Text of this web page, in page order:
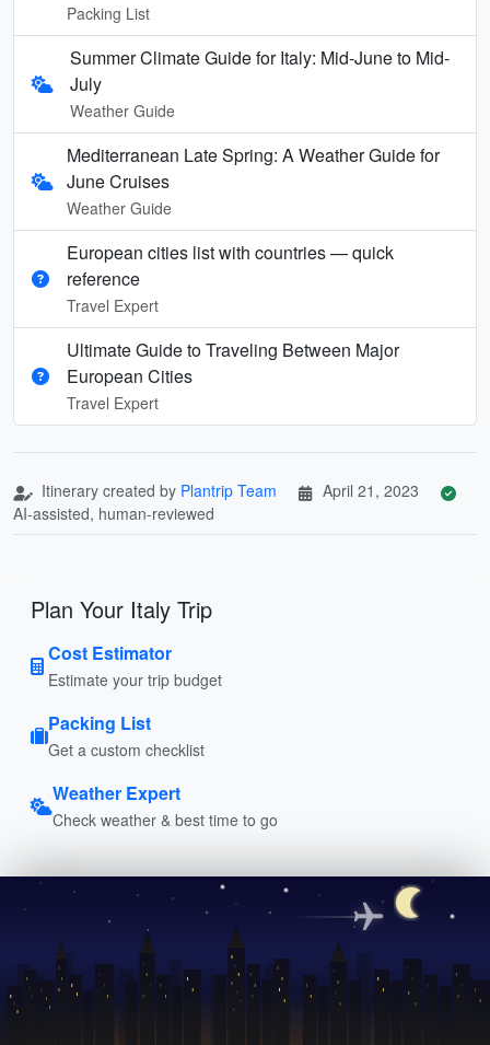
Packing List
Summer Climate Guide for Italy: Mid-June to Mid-
July
Weather Guide
Mediterranean Late Spring: A Weather Guide for
June Cruises
Weather Guide
European cities list with countries — quick
reference
Travel Expert
Ultimate Guide to Traveling Between Major
European Cities
Travel Expert
Itinerary created by Plantrip Team
April 21, 2023
AI-assisted, human-reviewed
Plan Your Italy Trip
Cost Estimator
Estimate your trip budget
Packing List
Get a custom checklist
Weather Expert
Check weather & best time to go